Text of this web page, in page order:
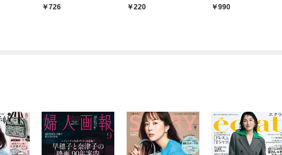
726
版】1
220
990